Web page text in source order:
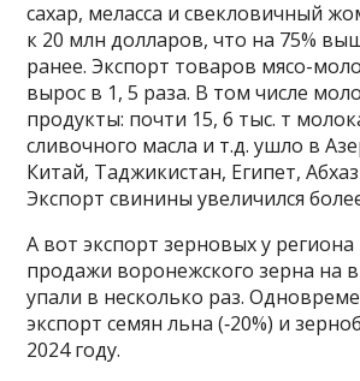
сахар, меласса и свекловичный
к 20 млн долларов, что на 75%
ранее. Экспорт товаров мясо-
вырос в 1, 5 раза. В том числе
продукты: почти 15, 6 тыс. т
сливочного масла и т.д. ушло в
Китай, Таджикистан, Египет,
Экспорт свинины увеличился
А вот экспорт зерновых у региона
продажи воронежского зерна на
упали в несколько раз.
экспорт семян льна (‑20%) и
2024 году.